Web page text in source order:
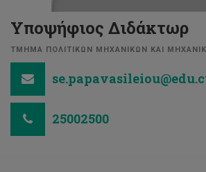
Υποψήφιος Διδάκτωρ
ΤΜΗΜΑ ΠΟΛΙΤΙΚΩΝ ΜΗΧΑΝΙΚΩΝ ΚΑΙ
25002500